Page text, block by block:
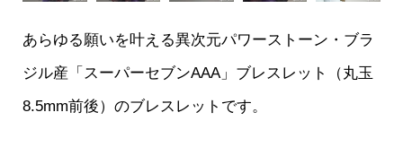
あらゆる願いを叶える異次元パワーストーン・ブラ
ジル産「スーパーセブンAAA」ブレスレット（丸玉
8.5mm前後）のブレスレットです。